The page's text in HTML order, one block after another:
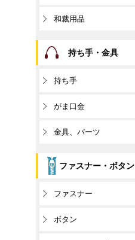
和裁用品
持ち手・金具
持ち手
がま口金
金具、パーツ
ファスナー・ボタン
ファスナー
ボタン